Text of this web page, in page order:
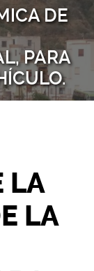
DE
PARA
LA
LA